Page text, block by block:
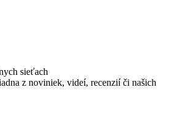
sieťach
z noviniek, videí, recenzií či našich